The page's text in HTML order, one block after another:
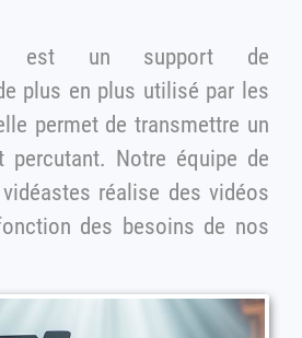
est un support de
utilisé par les
permet de transmettre un
percutant. Notre équipe de
des besoins de nos